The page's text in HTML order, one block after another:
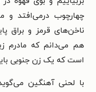
چهارچوب درمی‌افتد و
ناخن‌های قرمز و براق
هم می‌دانم که مادرم
است که یک زن جنوبی
با لحنی آهنگین